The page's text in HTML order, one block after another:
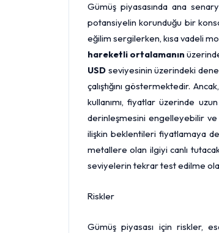
Gümüş piyasasında ana
potansiyelin korunduğu bir
eğilim sergilerken, kısa vadeli
hareketli ortalamanın
USDseviyesinin üzerindeki
çalıştığını göstermektedir.
kullanımı, fiyatlar üzerinde
derinleşmesini engelleyebilir ve
ilişkin beklentileri fiyatlamaya
metallere olan ilgiyi canlı
seviyelerin tekrar test edilme
Riskler
Gümüş piyasası için riskler,